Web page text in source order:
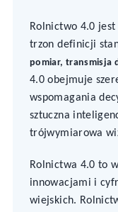
Rolnictwo 4.0
trzon definicji
pomiar, transmisja
4.0 obejmuje
wspomagania
sztuczna
trójwymiarowa
Rolnictwa 4.0 to
innowacjami i
wiejskich.